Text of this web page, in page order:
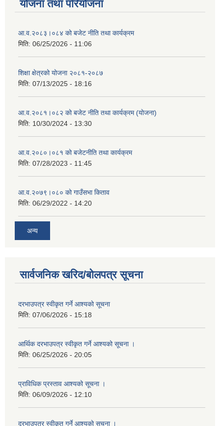
योजना तथा परियोजना
आ.व.२०८३।०८४ को बजेट नीति तथा कार्यक्रम
मिति: 06/25/2026 - 11:06
शिक्षा क्षेत्रको योजना २०८१-२०८७
मिति: 07/13/2025 - 18:16
आ.व.२०८१।०८२ को बजेट नीति तथा कार्यक्रम (योजना)
मिति: 10/30/2024 - 13:30
आ.व.२०८०।०८१ को बजेटनीति तथा कार्यक्रम
मिति: 07/28/2023 - 11:45
आ.व.२०७९।०८० को गाउँसभा किताव
मिति: 06/29/2022 - 14:20
अन्य
सार्वजनिक खरिद/बोलपत्र सूचना
दरभाउपत्र स्वीकृत गर्ने आश्यको सूचना
मिति: 07/06/2026 - 15:18
आर्थिक दरभाउपत्र स्वीकृत गर्ने आश्यको सूचना ।
मिति: 06/25/2026 - 20:05
प्राविधिक प्रस्ताव आश्यको सूचना ।
मिति: 06/09/2026 - 12:10
दरभाउपत्र स्वीकृत गर्ने आश्यको सूचना ।